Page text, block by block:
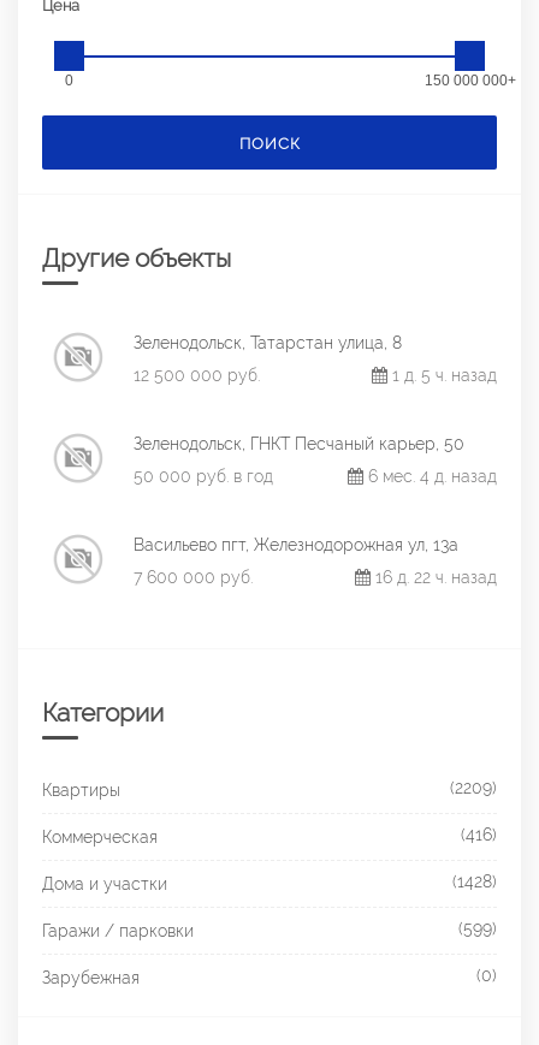
Цена
0 150 000 000+
ПОИСК
Другие объекты
Зеленодольск, Татарстан улица, 8
12 500 000 руб.
1 д. 5 ч. назад
Зеленодольск, ГНКТ Песчаный карьер, 50
50 000 руб. в год
6 мес. 4 д. назад
Васильево пгт, Железнодорожная ул, 13а
7 600 000 руб.
16 д. 22 ч. назад
Категории
Квартиры (2209)
Коммерческая (416)
Дома и участки (1428)
Гаражи / парковки (599)
Зарубежная (0)